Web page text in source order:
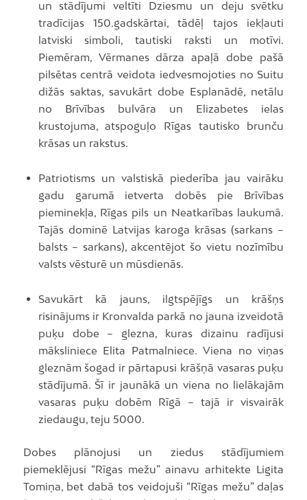
un stādījumi veltīti Dziesmu un deju svētku
tradīcijas 150.gadskārtai, tādēļ tajos iekļauti
latviski simboli, tautiski raksti un motīvi.
Piemēram, Vērmanes dārza apaļā dobe pašā
pilsētas centrā veidota iedvesmojoties no Suitu
dižās saktas, savukārt dobe Esplanādē, netālu
no Brīvības bulvāra un Elizabetes ielas
krustojuma, atspoguļo Rīgas tautisko brunču
krāsas un rakstus.
Patriotisms un valstiskā piederība jau vairāku
gadu garumā ietverta dobēs pie Brīvības
pieminekļa, Rīgas pils un Neatkarības laukumā.
Tajās dominē Latvijas karoga krāsas (sarkans –
balsts – sarkans), akcentējot šo vietu nozīmību
valsts vēsturē un mūsdienās.
Savukārt kā jauns, ilgtspējīgs un krāšņs
risinājums ir Kronvalda parkā no jauna izveidotā
puķu dobe – glezna, kuras dizainu radījusi
māksliniece Elita Patmalniece. Viena no viņas
gleznām šogad ir pārtapusi krāšņā vasaras puķu
stādījumā. Šī ir jaunākā un viena no lielākajām
vasaras puķu dobēm Rīgā – tajā ir visvairāk
ziedaugu, teju 5000.
Dobes plānojusi un ziedus stādījumiem
piemeklējusi “Rīgas mežu” ainavu arhitekte Ligita
Tomiņa, bet dabā tos veidojuši “Rīgas mežu” daļas